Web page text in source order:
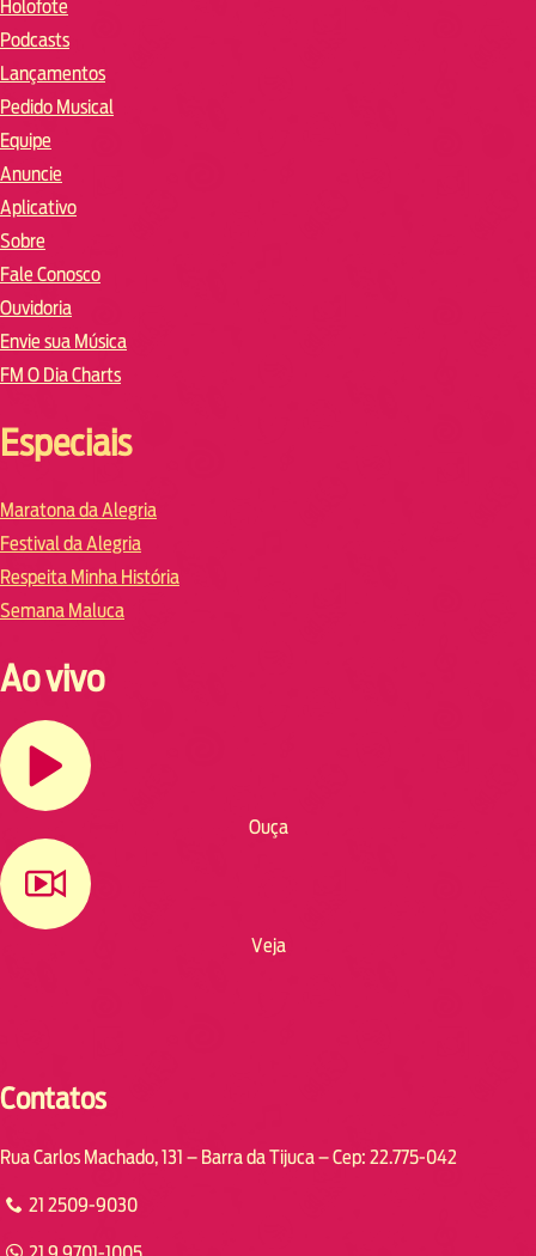
Holofote
Podcasts
Lançamentos
Pedido Musical
Equipe
Anuncie
Aplicativo
Sobre
Fale Conosco
Ouvidoria
Envie sua Música
FM O Dia Charts
Especiais
Maratona da Alegria
Festival da Alegria
Respeita Minha História
Semana Maluca
Ao vivo
Ouça
Veja
Contatos
Rua Carlos Machado, 131 – Barra da Tijuca – Cep: 22.775-042
21 2509-9030